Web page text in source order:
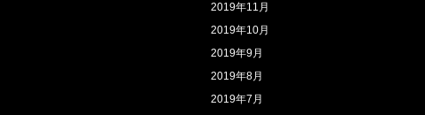
2019年11月
2019年10月
2019年9月
2019年8月
2019年7月